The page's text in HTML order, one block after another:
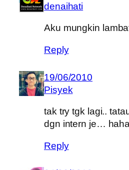
denaihati
Aku mungkin
Reply
19/06/2010
Pisyek
tak try tgk lagi..
dgn intern je…
Reply